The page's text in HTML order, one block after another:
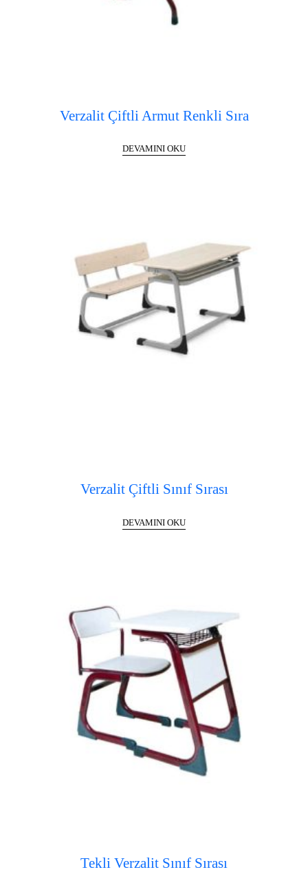
Verzalit Çiftli Armut Renkli Sıra
DEVAMINI OKU
Verzalit Çiftli Sınıf Sırası
DEVAMINI OKU
Tekli Verzalit Sınıf Sırası